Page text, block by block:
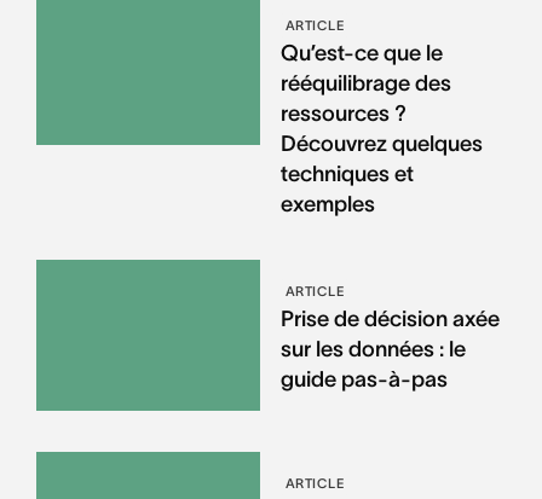
ARTICLE
Qu’est-ce que le
rééquilibrage des
ressources ?
Découvrez quelques
techniques et
exemples
ARTICLE
Prise de décision axée
sur les données : le
guide pas-à-pas
ARTICLE